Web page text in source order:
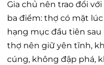
Gia chủ nên trao đổi
ba điểm: thợ có mặt
hạng mục đầu tiên sau
thợ nên giữ yên tĩnh,
cúng, không đập phá,